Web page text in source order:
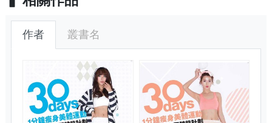
作者 叢書名